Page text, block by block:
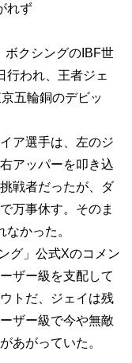
れず
ボクシングのIBF世
行われ、王者ジェ
五輪銅のデビッ
ア選手は、左のジ
アッパーを叩き込
戦者だったが、ダ
万事休す。そのま
かった。
グ」公式Xのコメン
ザー級を支配して
トだ、ジェイは残
ザー級で今や無敵
あがっていた。